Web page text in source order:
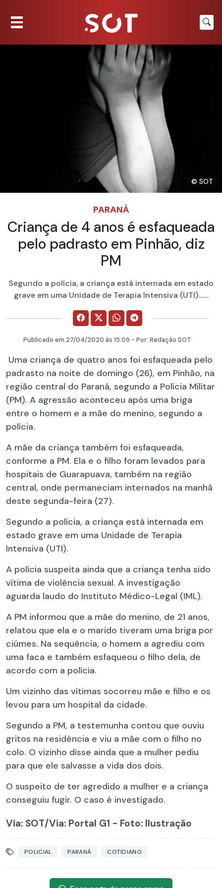
© SOT
PARANÁ
Criança de 4 anos é esfaqueada
pelo padrasto em Pinhão, diz
PM
Segundo a polícia, a criança está internada em estado
grave em uma Unidade de Terapia Intensiva (UTI).......
Publicado em 27/04/2020 às 15:09 - Por: Redação SOT
Uma criança de quatro anos foi esfaqueada pelo
padrasto na noite de domingo (26), em Pinhão, na
região central do Paraná, segundo a Polícia Militar
(PM). A agressão aconteceu após uma briga
entre o homem e a mãe do menino, segundo a
polícia.
A mãe da criança também foi esfaqueada,
conforme a PM. Ela e o filho foram levados para
hospitais de Guarapuava, também na região
central, onde permaneciam internados na manhã
deste segunda-feira (27).
Segundo a polícia, a criança está internada em
estado grave em uma Unidade de Terapia
Intensiva (UTI).
A polícia suspeita ainda que a criança tenha sido
vítima de violência sexual. A investigação
aguarda laudo do Instituto Médico-Legal (IML).
A PM informou que a mãe do menino, de 21 anos,
relatou que ela e o marido tiveram uma briga por
ciúmes. Na sequência, o homem a agrediu com
uma faca e também esfaqueou o filho dela, de
acordo com a polícia.
Um vizinho das vítimas socorreu mãe e filho e os
levou para um hospital da cidade.
Segundo a PM, a testemunha contou que ouviu
gritos na residência e viu a mãe com o filho no
colo. O vizinho disse ainda que a mulher pediu
para que ele salvasse a vida dos dois.
O suspeito de ter agredido a mulher e a criança
conseguiu fugir. O caso é investigado.
Via: SOT/Via: Portal G1 - Foto: Ilustração
POLICIAL PARANÁ COTIDIANO